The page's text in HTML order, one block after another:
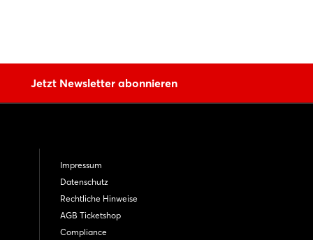
Jetzt Newsletter abonnieren
Impressum
Datenschutz
Rechtliche Hinweise
AGB Ticketshop
Compliance